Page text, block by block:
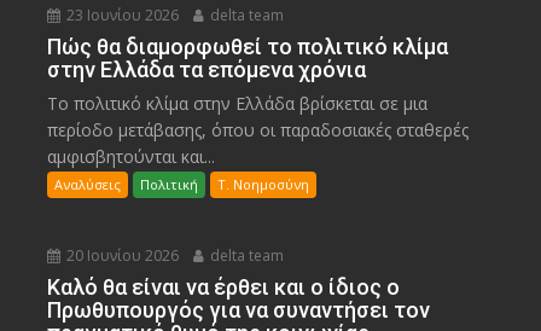
23 Ιουνίου 2026 delta team
Πώς θα διαμορφωθεί το πολιτικό κλίμα
στην Ελλάδα τα επόμενα χρόνια
Το πολιτικό κλίμα στην Ελλάδα βρίσκεται σε μια
περίοδο μετάβασης, όπου οι παραδοσιακές σταθερές
αμφισβητούνται και...
Αναλύσεις Πολιτική Τ. Νοημοσύνη
20 Ιουνίου 2026 delta team
Καλό θα είναι να έρθει και ο ίδιος ο
Πρωθυπουργός για να συναντήσει τον